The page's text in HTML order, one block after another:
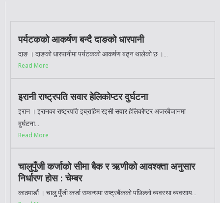
पर्यटकको आकर्षण बन्दै दाङको धारपानी
दाङ । दाङको धारपानीमा पर्यटकको आकर्षण बढ्न थालेको छ ।...
Read More
इरानी राष्ट्रपति सवार हेलिकोप्टर दुर्घटना
इरान । इरानका राष्ट्रपति इब्राहिम रइसी सवार हेलिकोप्टर अजरबैजानमा
दुर्घटना...
Read More
चालुपुँजी कर्जाको सीमा बैक र ऋणीको आवश्क्ता अनुसार
निर्धारण होस : चेम्बर
काठमाडौं । चालुु पुँजी कर्जा सम्वन्धमा राष्ट्रबैंकको पछिल्लो व्यवस्था व्यवसाय...